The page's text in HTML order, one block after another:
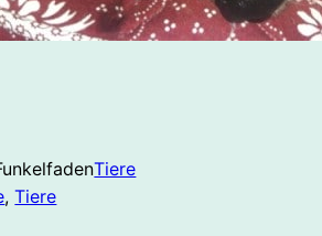
Tiere
, Tiere